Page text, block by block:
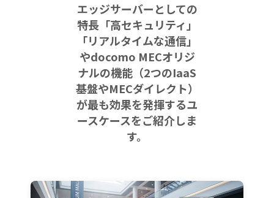
エッジサーバーとしての
特長「高セキュリティ」
「リアルタイムな通信」
やdocomo MECオリジ
ナルの機能（2つのIaaS
基盤やMECダイレクト）
が最も効果を発揮するユ
ースケースをご紹介しま
す。